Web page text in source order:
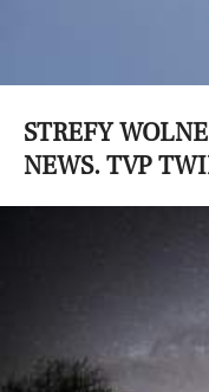
STREFY
NEWS. TVP